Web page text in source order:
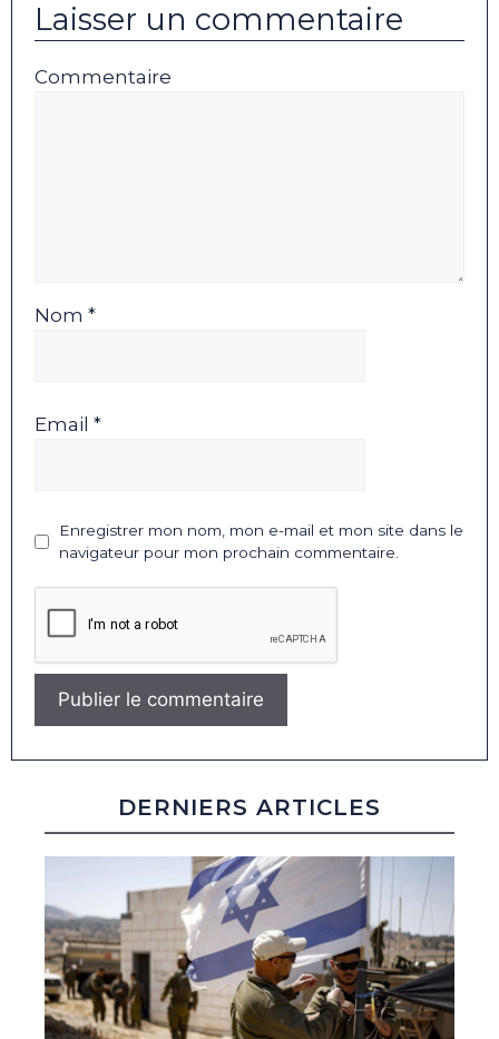
Laisser un commentaire
Commentaire
Nom *
Email *
Enregistrer mon nom, mon e-mail et mon site dans le
navigateur pour mon prochain commentaire.
DERNIERS ARTICLES